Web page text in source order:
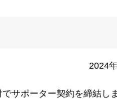
2024
サポーター契約を締結し